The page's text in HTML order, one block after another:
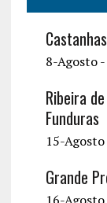
i
v
8-Agosto
Ribeira
Funduras
15-
Grande